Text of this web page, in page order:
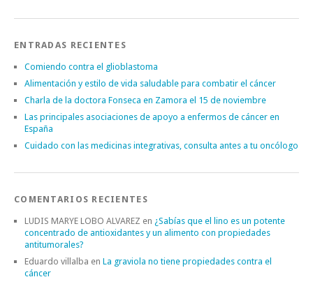
ENTRADAS RECIENTES
Comiendo contra el glioblastoma
Alimentación y estilo de vida saludable para combatir el cáncer
Charla de la doctora Fonseca en Zamora el 15 de noviembre
Las principales asociaciones de apoyo a enfermos de cáncer en
España
Cuidado con las medicinas integrativas, consulta antes a tu oncólogo
COMENTARIOS RECIENTES
LUDIS MARYE LOBO ALVAREZ en ¿Sabías que el lino es un potente
concentrado de antioxidantes y un alimento con propiedades
antitumorales?
Eduardo villalba en La graviola no tiene propiedades contra el
cáncer